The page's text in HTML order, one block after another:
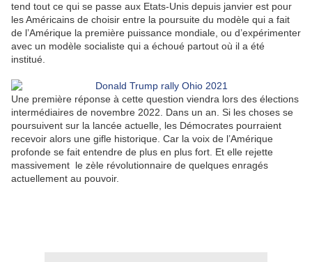
tend tout ce qui se passe aux Etats-Unis depuis janvier est pour
les Américains de choisir entre la poursuite du modèle qui a fait
de l’Amérique la première puissance mondiale, ou d’expérimenter
avec un modèle socialiste qui a échoué partout où il a été
institué.
Une première réponse à cette question viendra lors des élections
intermédiaires de novembre 2022. Dans un an. Si les choses se
poursuivent sur la lancée actuelle, les Démocrates pourraient
recevoir alors une gifle historique. Car la voix de l’Amérique
profonde se fait entendre de plus en plus fort. Et elle rejette
massivement le zèle révolutionnaire de quelques enragés
actuellement au pouvoir.